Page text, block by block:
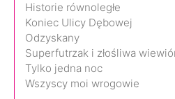
Historie równoległe
Koniec Ulicy Dębowej
Odzyskany
Superfutrzak i złośliwa
Tylko jedna noc
Wszyscy moi wrogowie